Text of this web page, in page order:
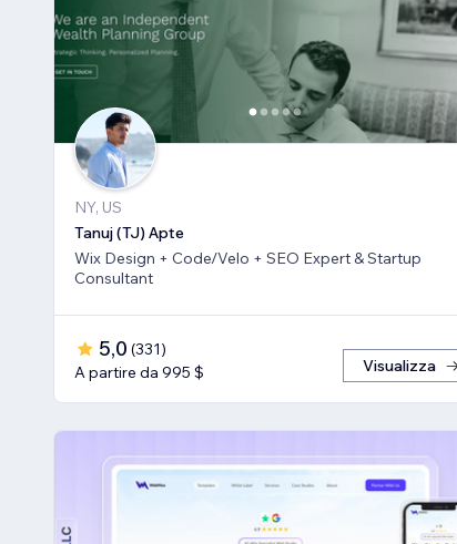
NY, US
Tanuj (TJ) Apte
Wix Design + Code/Velo + SEO Expert & Startup
Consultant
5,0 (331)
A partire da 995 $
Visualizza